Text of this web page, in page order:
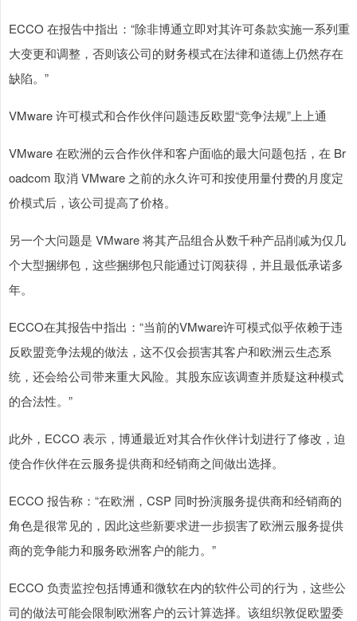
ECCO 在报告中指出：“除非博通立即对其许可条款实施一系列重
大变更和调整，否则该公司的财务模式在法律和道德上仍然存在
缺陷。”
VMware 许可模式和合作伙伴问题违反欧盟“竞争法规”上上通
VMware 在欧洲的云合作伙伴和客户面临的最大问题包括，在 Br
oadcom 取消 VMware 之前的永久许可和按使用量付费的月度定
价模式后，该公司提高了价格。
另一个大问题是 VMware 将其产品组合从数千种产品削减为仅几
个大型捆绑包，这些捆绑包只能通过订阅获得，并且最低承诺多
年。
ECCO在其报告中指出：“当前的VMware许可模式似乎依赖于违
反欧盟竞争法规的做法，这不仅会损害其客户和欧洲云生态系
统，还会给公司带来重大风险。其股东应该调查并质疑这种模式
的合法性。”
此外，ECCO 表示，博通最近对其合作伙伴计划进行了修改，迫
使合作伙伴在云服务提供商和经销商之间做出选择。
ECCO 报告称：“在欧洲，CSP 同时扮演服务提供商和经销商的
角色是很常见的，因此这些新要求进一步损害了欧洲云服务提供
商的竞争能力和服务欧洲客户的能力。”
ECCO 负责监控包括博通和微软在内的软件公司的行为，这些公
司的做法可能会限制欧洲客户的云计算选择。该组织敦促欧盟委